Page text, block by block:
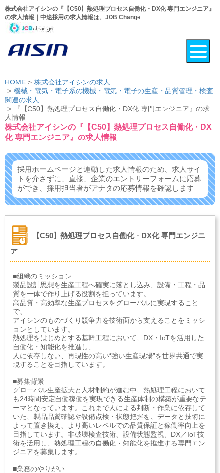
株式会社アイシンの『【C50】熱処理プロセス自働化・DX化 専門エンジニア』
の求人情報｜中途採用の求人情報は、JOB Change
HOME
株式会社アイシンの求人
機械・電気・電子系の機械・電気・電子の生産・品質管理・検査
関連の求人
『【C50】熱処理プロセス自働化・DX化 専門エンジニア』の求
人情報
株式会社アイシンの『【C50】熱処理プロセス自働化・DX
化 専門エンジニア』の求人情報
採用ホームページと連動した求人情報のため、求人サイ
トを介さずに、 直接、企業のエントリーフォームに応募
ができ、 採用担当者がアナタの応募情報を確認します
【C50】熱処理プロセス自働化・DX化 専門エンジニ
ア
■組織のミッション
製品設計思想を生産工程へ確実に落とし込み、設備・工程・品
質を一体で作り上げる役割を担っています。
高品質・高効率な生産プロセスをグローバルに実現すること
で、
アイシンのものづくり競争力を技術面から支えることをミッシ
ョンとしています。
熱処理をはじめとする基幹工程において、DX・IoTを活用した
自働化・知能化を推進し、
人に依存しない、再現性の高い“強い生産現場”を世界共通で実
現することを目指しています。
■募集背景
グローバル生産拡大と人材制約が進む中、熱処理工程において
も24時間安定自働稼働を実現できる生産体制の構築が重要なテ
ーマとなっています。これまで人による判断・作業に依存して
いた、製品品質確認や設備点検・状態把握を、データと技術に
よって置き換え、より高いレベルでの品質保証と稼働率向上を
目指しています。非破壊検査技術、設備状態監視、DX／IoT技
術を活用し、熱処理工程の自働化・知能化を推進する専門エン
ジニアを募集します。
■業務のやりがい